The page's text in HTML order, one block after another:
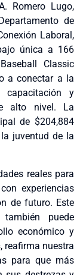
Romero Lugo,
de
Laboral,
única a 166
Classic
a conectar a la
capacitación y
alto nivel. La
de $204,884
juventud de la
reales para
experiencias
de futuro. Este
puede
económico y
reafirma nuestra
para que más